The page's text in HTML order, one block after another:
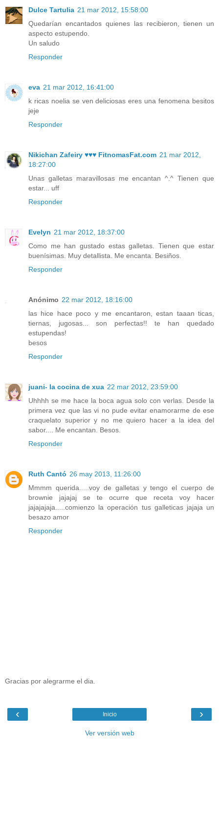
Dulce Tartulia 21 mar 2012, 15:58:00
Quedarían encantados quienes las recibieron, tienen un
aspecto estupendo.
Un saludo
Responder
eva 21 mar 2012, 16:41:00
k ricas noelia se ven deliciosas eres una fenomena besitos
jeje
Responder
Nikichan Zafeiry ♥♥♥ FitnomasFat.com 21 mar 2012,
18:27:00
Unas galletas maravillosas me encantan ^.^ Tienen que
estar... uff
Responder
Evelyn 21 mar 2012, 18:37:00
Como me han gustado estas galletas. Tienen que estar
buenísimas. Muy detallista. Me encanta. Besiños.
Responder
Anónimo 22 mar 2012, 18:16:00
las hice hace poco y me encantaron, estan taaan ticas,
tiernas, jugosas... son perfectas!! te han quedado
estupendas!
besos
Responder
juani- la cocina de xua 22 mar 2012, 23:59:00
Uhhhh se me hace la boca agua solo con verlas. Desde la
primera vez que las vi no pude evitar enamorarme de ese
craquelato superior y no me quiero hacer a la idea del
sabor.... Me encantan. Besos.
Responder
Ruth Cantó 26 may 2013, 11:26:00
Mmmm querida.....voy de galletas y tengo el cuerpo de
brownie jajajaj se te ocurre que receta voy hacer
jajajajaja.....comienzo la operación tus galleticas jajaja un
besazo amor
Responder
Gracias por alegrarme el dia.
‹ ›
Inicio
Ver versión web